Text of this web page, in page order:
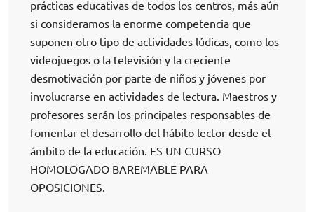
prácticas educativas de todos los centros, más aún
si consideramos la enorme competencia que
suponen otro tipo de actividades lúdicas, como los
videojuegos o la televisión y la creciente
desmotivación por parte de niños y jóvenes por
involucrarse en actividades de lectura. Maestros y
profesores serán los principales responsables de
fomentar el desarrollo del hábito lector desde el
ámbito de la educación. ES UN CURSO
HOMOLOGADO BAREMABLE PARA
OPOSICIONES.